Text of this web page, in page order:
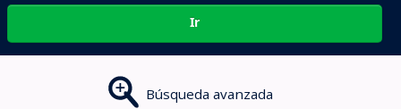
Ir
Búsqueda avanzada